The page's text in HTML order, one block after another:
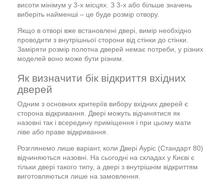
висоти мінімум у 3-х місцях. З 3-х або більше значень
виберіть найменші – це буде розмір отвору.
Якщо в отворі вже встановлені двері, вимір необхідно
проводити з внутрішньої сторони від стінки до стінки.
Заміряти розмір полотна дверей немає потреби, у різних
моделей воно може бути різним.
Як визначити бік відкриття вхідних
дверей
Одним з основних критеріїв вибору вхідних дверей є
сторона відкривання. Двері можуть відчинятися як
назовні так і всередину приміщення і при цьому мати
ліве або праве відкривання.
Розглянемо лише варіант, коли Двері Ауріс (Стандарт 80)
відчиняються назовні. На сьогодні на складах у Києві є
тільки двері такого типу, а двері з внутрішнім відкриттям
виготовляються лише на замовлення.